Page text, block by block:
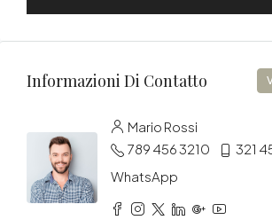
Informazioni Di Contatto
Mario Rossi
789 456 3210
321
WhatsApp